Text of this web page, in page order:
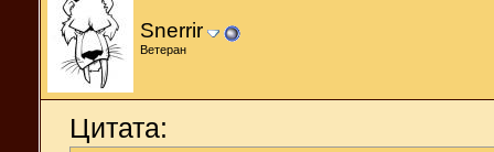
Snerrir
Ветеран
Цитата: